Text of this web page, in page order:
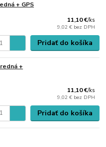
+ GPS
11,10 €/ks
9,02 € bez DPH
Pridať do košíka
+
11,10 €/ks
9,02 € bez DPH
Pridať do košíka